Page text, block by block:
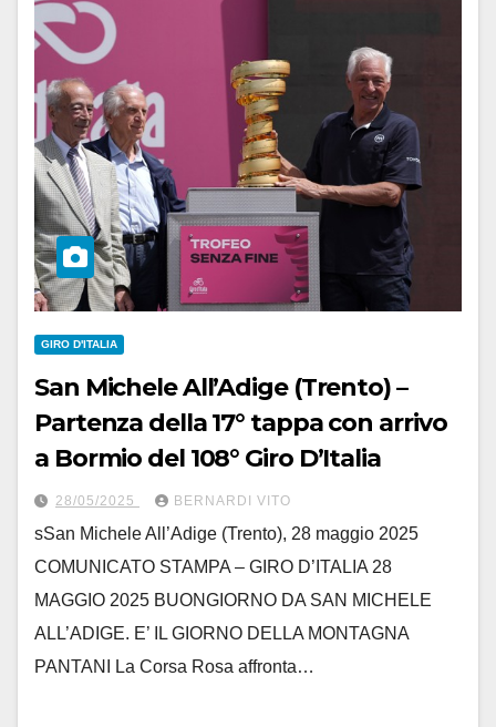
GIRO D'ITALIA
San Michele All’Adige (Trento) –
Partenza della 17° tappa con arrivo
a Bormio del 108° Giro D’Italia
28/05/2025 BERNARDI VITO
sSan Michele All’Adige (Trento), 28 maggio 2025
COMUNICATO STAMPA – GIRO D’ITALIA 28
MAGGIO 2025 BUONGIORNO DA SAN MICHELE
ALL’ADIGE. E’ IL GIORNO DELLA MONTAGNA
PANTANI La Corsa Rosa affronta…